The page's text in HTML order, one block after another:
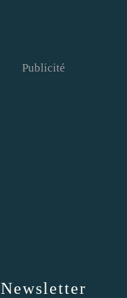
Newsletter
Publicité